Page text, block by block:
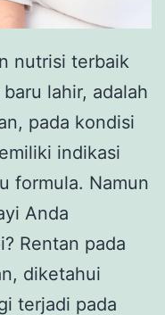
nutrisi terbaik
lahir, adalah
pada kondisi
indikasi
formula. Namun
Anda
Rentan pada
diketahui
terjadi pada